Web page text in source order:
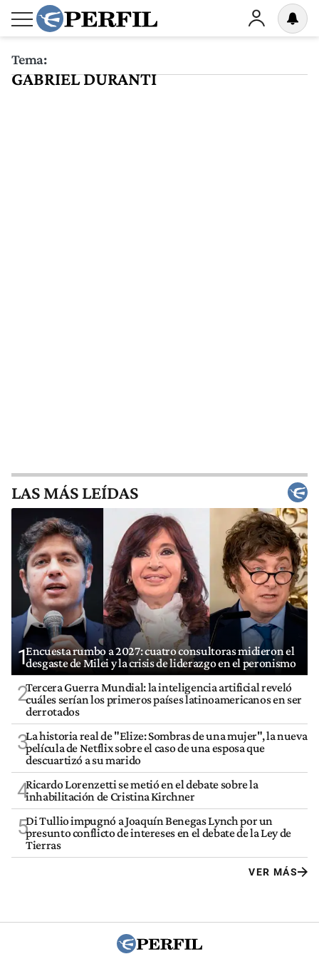
Tema:
GABRIEL DURANTI
LAS MÁS LEÍDAS
1Encuesta rumbo a 2027: cuatro consultoras midieron el
desgaste de Milei y la crisis de liderazgo en el peronismo
2Tercera Guerra Mundial: la inteligencia artificial reveló
cuáles serían los primeros países latinoamericanos en ser
derrotados
3La historia real de "Elize: Sombras de una mujer", la nueva
película de Netflix sobre el caso de una esposa que
descuartizó a su marido
4Ricardo Lorenzetti se metió en el debate sobre la
inhabilitación de Cristina Kirchner
5Di Tullio impugnó a Joaquín Benegas Lynch por un
presunto conflicto de intereses en el debate de la Ley de
Tierras
VER MÁS